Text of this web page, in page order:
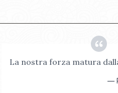
La nostra forza matura
—